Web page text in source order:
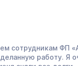
сотрудникам ФП
работу. Я